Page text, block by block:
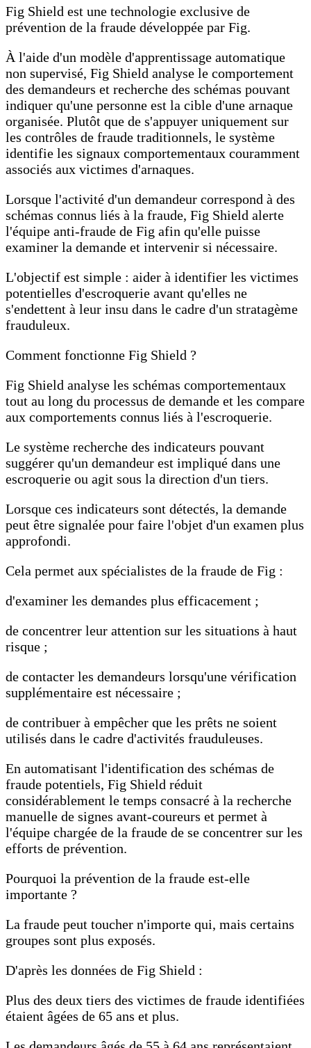
Fig Shield est une technologie exclusive de
prévention de la fraude développée par Fig.
À l'aide d'un modèle d'apprentissage automatique
non supervisé, Fig Shield analyse le comportement
des demandeurs et recherche des schémas pouvant
indiquer qu'une personne est la cible d'une arnaque
organisée. Plutôt que de s'appuyer uniquement sur
les contrôles de fraude traditionnels, le système
identifie les signaux comportementaux couramment
associés aux victimes d'arnaques.
Lorsque l'activité d'un demandeur correspond à des
schémas connus liés à la fraude, Fig Shield alerte
l'équipe anti-fraude de Fig afin qu'elle puisse
examiner la demande et intervenir si nécessaire.
L'objectif est simple : aider à identifier les victimes
potentielles d'escroquerie avant qu'elles ne
s'endettent à leur insu dans le cadre d'un stratagème
frauduleux.
Comment fonctionne Fig Shield ?
Fig Shield analyse les schémas comportementaux
tout au long du processus de demande et les compare
aux comportements connus liés à l'escroquerie.
Le système recherche des indicateurs pouvant
suggérer qu'un demandeur est impliqué dans une
escroquerie ou agit sous la direction d'un tiers.
Lorsque ces indicateurs sont détectés, la demande
peut être signalée pour faire l'objet d'un examen plus
approfondi.
Cela permet aux spécialistes de la fraude de Fig :
d'examiner les demandes plus efficacement ;
de concentrer leur attention sur les situations à haut
risque ;
de contacter les demandeurs lorsqu'une vérification
supplémentaire est nécessaire ;
de contribuer à empêcher que les prêts ne soient
utilisés dans le cadre d'activités frauduleuses.
En automatisant l'identification des schémas de
fraude potentiels, Fig Shield réduit
considérablement le temps consacré à la recherche
manuelle de signes avant-coureurs et permet à
l'équipe chargée de la fraude de se concentrer sur les
efforts de prévention.
Pourquoi la prévention de la fraude est-elle
importante ?
La fraude peut toucher n'importe qui, mais certains
groupes sont plus exposés.
D'après les données de Fig Shield :
Plus des deux tiers des victimes de fraude identifiées
étaient âgées de 65 ans et plus.